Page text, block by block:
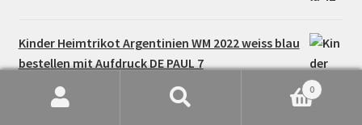
Kinder Heimtrikot Argentinien WM 2022 weiss blau
bestellen mit Aufdruck DE PAUL 7
Bewertet mit
€
0